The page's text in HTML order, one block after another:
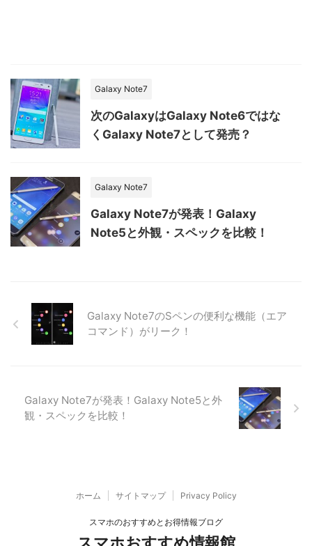
Galaxy Note7
次のGalaxyはGalaxy Note6ではな
くGalaxy Note7として発売？
Galaxy Note7
Galaxy Note7が発表！Galaxy
Note5と外観・スペックを比較！
Galaxy Note7のSペンの便利な機能（エア
コマンド）がリーク！
Galaxy Note7が発表！Galaxy Note5と外
観・スペックを比較！
ホーム サイトマップ Privacy Policy
スマホのおすすめとお得情報ブログ